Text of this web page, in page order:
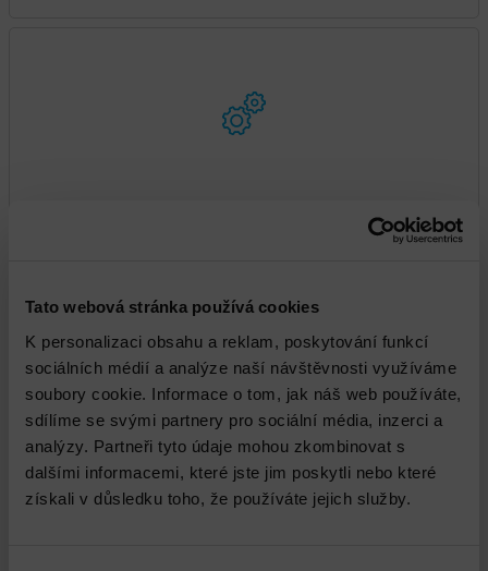
Tato webová stránka používá cookies
K personalizaci obsahu a reklam, poskytování funkcí
sociálních médií a analýze naší návštěvnosti využíváme
soubory cookie. Informace o tom, jak náš web používáte,
sdílíme se svými partnery pro sociální média, inzerci a
analýzy. Partneři tyto údaje mohou zkombinovat s
dalšími informacemi, které jste jim poskytli nebo které
získali v důsledku toho, že používáte jejich služby.
Dell PowerVault ME Instalace a implementace
Dell Unity XT Instalace a implementace